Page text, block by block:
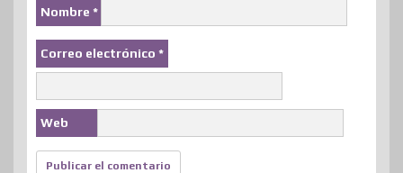
Nombre *
Correo electrónico *
Web